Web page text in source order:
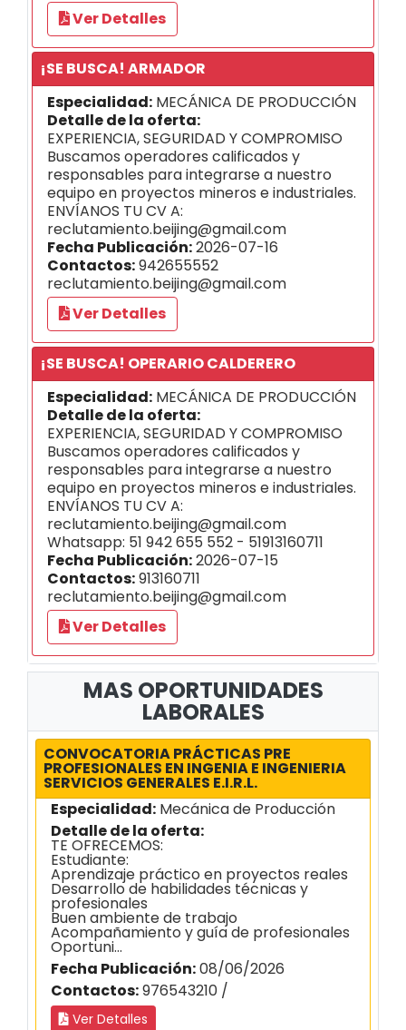
Ver Detalles
¡SE BUSCA! ARMADOR
Especialidad: MECÁNICA DE PRODUCCIÓN
Detalle de la oferta:
EXPERIENCIA, SEGURIDAD Y COMPROMISO
Buscamos operadores calificados y
responsables para integrarse a nuestro
equipo en proyectos mineros e industriales.
ENVÍANOS TU CV A:
reclutamiento.beijing@gmail.com
Fecha Publicación:2026-07-16
Contactos:942655552
reclutamiento.beijing@gmail.com
Ver Detalles
¡SE BUSCA! OPERARIO CALDERERO
Especialidad: MECÁNICA DE PRODUCCIÓN
Detalle de la oferta:
EXPERIENCIA, SEGURIDAD Y COMPROMISO
Buscamos operadores calificados y
responsables para integrarse a nuestro
equipo en proyectos mineros e industriales.
ENVÍANOS TU CV A:
reclutamiento.beijing@gmail.com
Whatsapp: 51 942 655 552 - 51913160711
Fecha Publicación:2026-07-15
Contactos:913160711
reclutamiento.beijing@gmail.com
Ver Detalles
MAS OPORTUNIDADES
LABORALES
CONVOCATORIA PRÁCTICAS PRE
PROFESIONALES EN INGENIA E INGENIERIA
SERVICIOS GENERALES E.I.R.L.
Especialidad: Mecánica de Producción
Detalle de la oferta:
TE OFRECEMOS:
Estudiante:
Aprendizaje práctico en proyectos reales
Desarrollo de habilidades técnicas y
profesionales
Buen ambiente de trabajo
Acompañamiento y guía de profesionales
Oportuni...
Fecha Publicación:08/06/2026
Contactos:976543210 /
Ver Detalles